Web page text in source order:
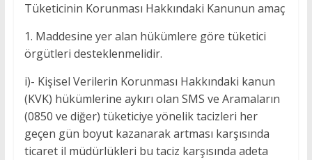
Tüketicinin Korunması Hakkındaki Kanunun amaç
1. Maddesine yer alan hükümlere göre tüketici
örgütleri desteklenmelidir.
i)- Kişisel Verilerin Korunması Hakkındaki kanun
(KVK) hükümlerine aykırı olan SMS ve Aramaların
(0850 ve diğer) tüketiciye yönelik tacizleri her
geçen gün boyut kazanarak artması karşısında
ticaret il müdürlükleri bu taciz karşısında adeta